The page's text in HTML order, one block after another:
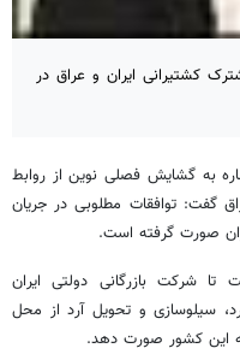
کشتیرانی ایران و عراق در
به گشایش فصلی نوین از روابط
گفت: توافقات مطلوبی در جریان
صورت گرفته است.
شرکت بازرگانی دولتی ایران
سیلوسازی و تحویل آرد از محل
این کشور صورت دهد.